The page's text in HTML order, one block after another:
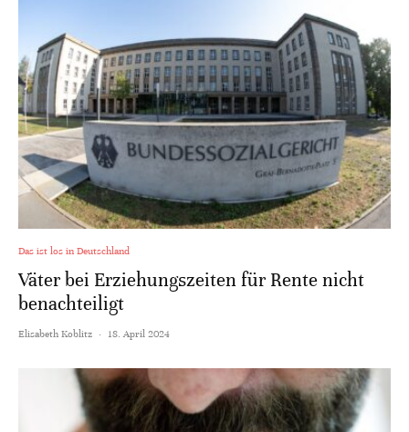
Das ist los in Deutschland
Väter bei Erziehungszeiten für Rente nicht
benachteiligt
Elisabeth Koblitz · 18. April 2024